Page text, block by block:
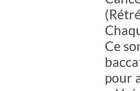
Ce
pour